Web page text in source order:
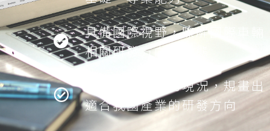
具備國際視野，瞭解國際車輛
相關研發方向的動態
瞭解國內產業的現況，規畫出
適合我國產業的研發方向